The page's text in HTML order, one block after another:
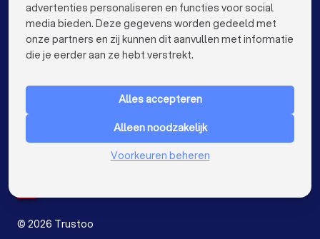
Boekhouders in Eindhoven
Boekhouders in Tilburg
Boekhouders in Groningen
Boekhouders in Almere
Boekhouders in Enschede
Boekhouders in Haarlem
Boekhouders in Arnhem
Boekhouders in Amersfoort
VOOR PARTICULIEREN keyboard_arrow_down
Nederland
© 2026 Trustoo
advertenties personaliseren en functies voor social
media bieden. Deze gegevens worden gedeeld met
onze partners en zij kunnen dit aanvullen met informatie
die je eerder aan ze hebt verstrekt.
Alles accepteren
Alleen noodzakelijk
Voorkeuren beheren